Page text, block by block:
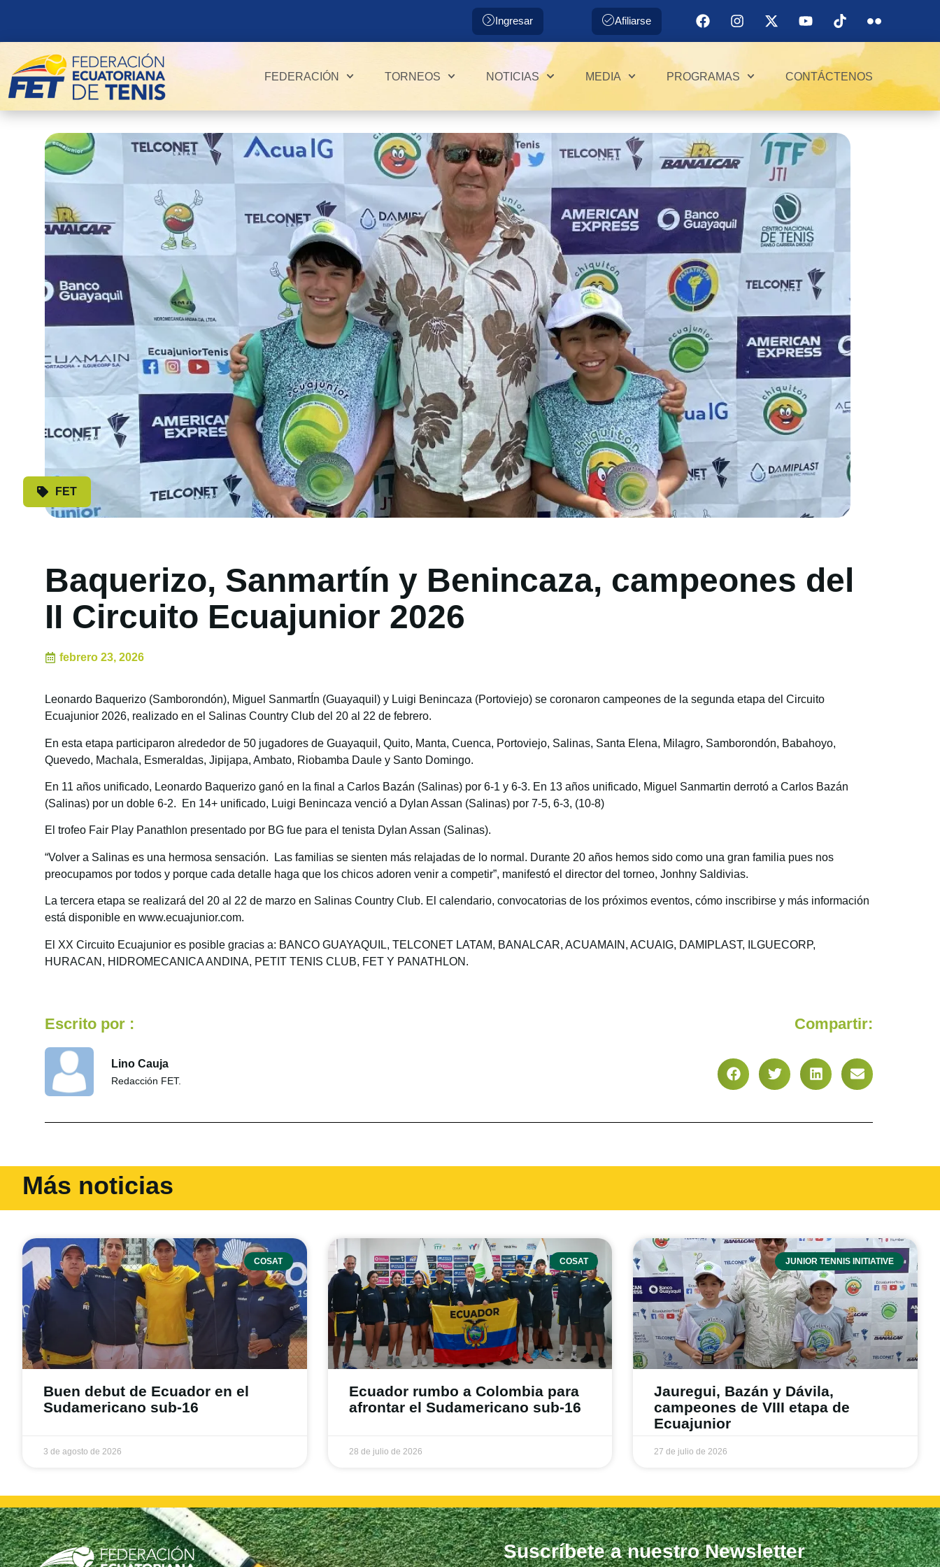
Ingresar Afiliarse
FEDERACIÓN TORNEOS NOTICIAS MEDIA PROGRAMAS CONTÁCTENOS
FET
Baquerizo, Sanmartín y Benincaza, campeones del
II Circuito Ecuajunior 2026
febrero 23, 2026
Leonardo Baquerizo (Samborondón), Miguel SanmartÍn (Guayaquil) y Luigi Benincaza (Portoviejo) se coronaron campeones de la segunda etapa del Circuito
Ecuajunior 2026, realizado en el Salinas Country Club del 20 al 22 de febrero.
En esta etapa participaron alrededor de 50 jugadores de Guayaquil, Quito, Manta, Cuenca, Portoviejo, Salinas, Santa Elena, Milagro, Samborondón, Babahoyo,
Quevedo, Machala, Esmeraldas, Jipijapa, Ambato, Riobamba Daule y Santo Domingo.
En 11 años unificado, Leonardo Baquerizo ganó en la final a Carlos Bazán (Salinas) por 6-1 y 6-3. En 13 años unificado, Miguel Sanmartin derrotó a Carlos Bazán
(Salinas) por un doble 6-2. En 14+ unificado, Luigi Benincaza venció a Dylan Assan (Salinas) por 7-5, 6-3, (10-8)
El trofeo Fair Play Panathlon presentado por BG fue para el tenista Dylan Assan (Salinas).
“Volver a Salinas es una hermosa sensación. Las familias se sienten más relajadas de lo normal. Durante 20 años hemos sido como una gran familia pues nos
preocupamos por todos y porque cada detalle haga que los chicos adoren venir a competir”, manifestó el director del torneo, Jonhny Saldivias.
La tercera etapa se realizará del 20 al 22 de marzo en Salinas Country Club. El calendario, convocatorias de los próximos eventos, cómo inscribirse y más información
está disponible en www.ecuajunior.com.
El XX Circuito Ecuajunior es posible gracias a: BANCO GUAYAQUIL, TELCONET LATAM, BANALCAR, ACUAMAIN, ACUAIG, DAMIPLAST, ILGUECORP,
HURACAN, HIDROMECANICA ANDINA, PETIT TENIS CLUB, FET Y PANATHLON.
Escrito por :
Lino Cauja
Redacción FET.
Compartir:
Más noticias
COSAT
Buen debut de Ecuador en el
Sudamericano sub-16
3 de agosto de 2026
COSAT
Ecuador rumbo a Colombia para
afrontar el Sudamericano sub-16
28 de julio de 2026
JUNIOR TENNIS INITIATIVE
Jauregui, Bazán y Dávila,
campeones de VIII etapa de
Ecuajunior
27 de julio de 2026
Suscríbete a nuestro Newsletter